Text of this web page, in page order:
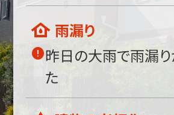
雨漏り
昨日の大雨で雨漏
た